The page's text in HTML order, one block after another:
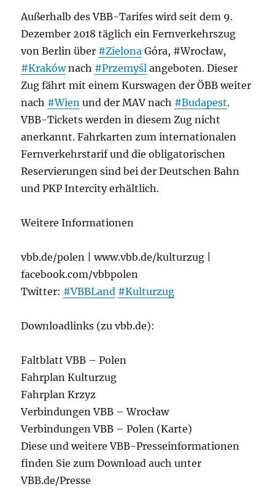
Außerhalb des VBB-Tarifes wird seit dem 9.
Dezember 2018 täglich ein Fernverkehrszug
von Berlin über #Zielona Góra, #Wrocław,
#Krakównach #Przemyśl angeboten. Dieser
Zug fährt mit einem Kurswagen der ÖBB weiter
nach #Wien und der MAV nach #Budapest.
VBB-Tickets werden in diesem Zug nicht
anerkannt. Fahrkarten zum internationalen
Fernverkehrstarif und die obligatorischen
Reservierungen sind bei der Deutschen Bahn
und PKP Intercity erhältlich.
Weitere Informationen
vbb.de/polen | www.vbb.de/kulturzug |
facebook.com/vbbpolen
Twitter: #VBBLand #Kulturzug
Downloadlinks (zu vbb.de):
Faltblatt VBB – Polen
Fahrplan Kulturzug
Fahrplan Krzyz
Verbindungen VBB – Wrocław
Verbindungen VBB – Polen (Karte)
Diese und weitere VBB-Presseinformationen
finden Sie zum Download auch unter
VBB.de/Presse